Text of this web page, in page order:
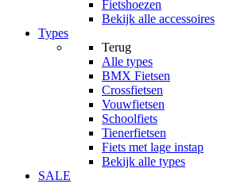
Fietshoezen
Bekijk alle accessoires
Types
Terug
Alle types
BMX Fietsen
Crossfietsen
Vouwfietsen
Schoolfiets
Tienerfietsen
Fiets met lage instap
Bekijk alle types
SALE